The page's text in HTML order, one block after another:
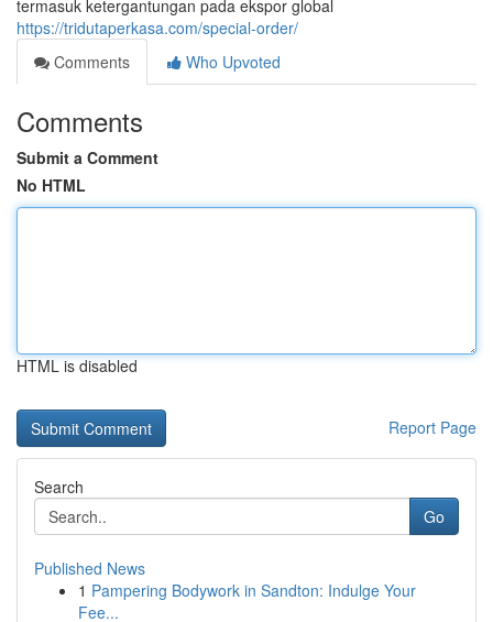
termasuk ketergantungan pada ekspor global
https://tridutaperkasa.com/special-order/
Comments
Who Upvoted
Comments
Submit a Comment
No HTML
HTML is disabled
Report Page
Search
Go
Published News
1 Pampering Bodywork in Sandton: Indulge Your
Fee...